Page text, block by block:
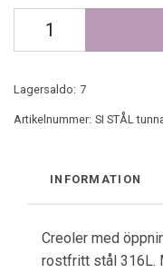
Lagersaldo: 7
Artikelnummer: SI STÅL
INFORMATION
Creoler med
rostfritt stål 316L.